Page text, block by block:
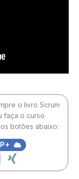
o livro Scrum
faça o curso
botões abaixo: